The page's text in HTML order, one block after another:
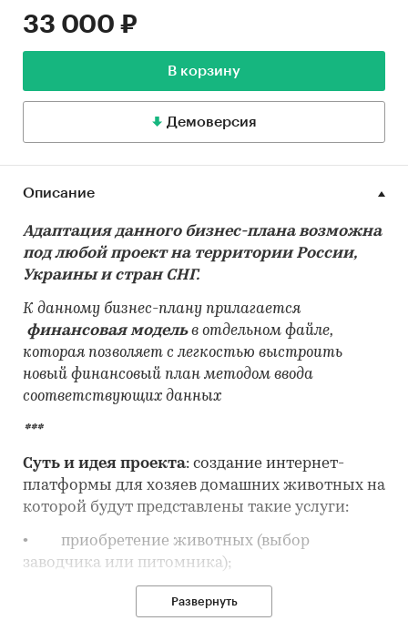
33 000 ₽
В корзину
Демоверсия
Описание
Адаптация данного бизнес-плана возможна
под любой проект на территории России,
Украины и стран СНГ.
К данному бизнес-плану прилагается
финансовая модельв отдельном файле,
которая позволяет с легкостью выстроить
новый финансовый план методом ввода
соответствующих данных
***
Суть и идея проекта: создание интернет-
платформы для хозяев домашних животных на
которой будут представлены такие услуги:
• приобретение животных (выбор
заводчика или питомника);
• помощь с выбором породы;
Развернуть